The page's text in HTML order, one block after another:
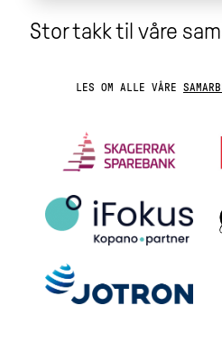
Stor takk til våre
LES OM ALLE VÅRE